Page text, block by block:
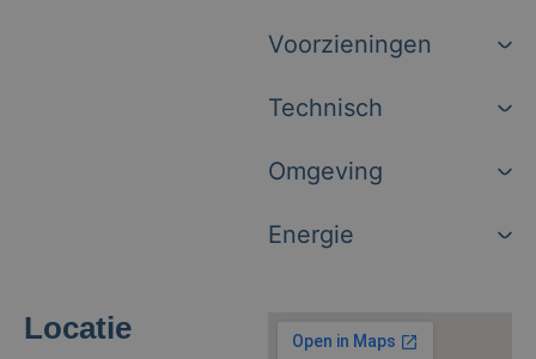
Voorzieningen
Technisch
Omgeving
Energie
Locatie